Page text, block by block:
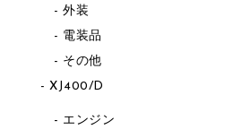
外装
電装品
その他
XJ400/D
エンジン